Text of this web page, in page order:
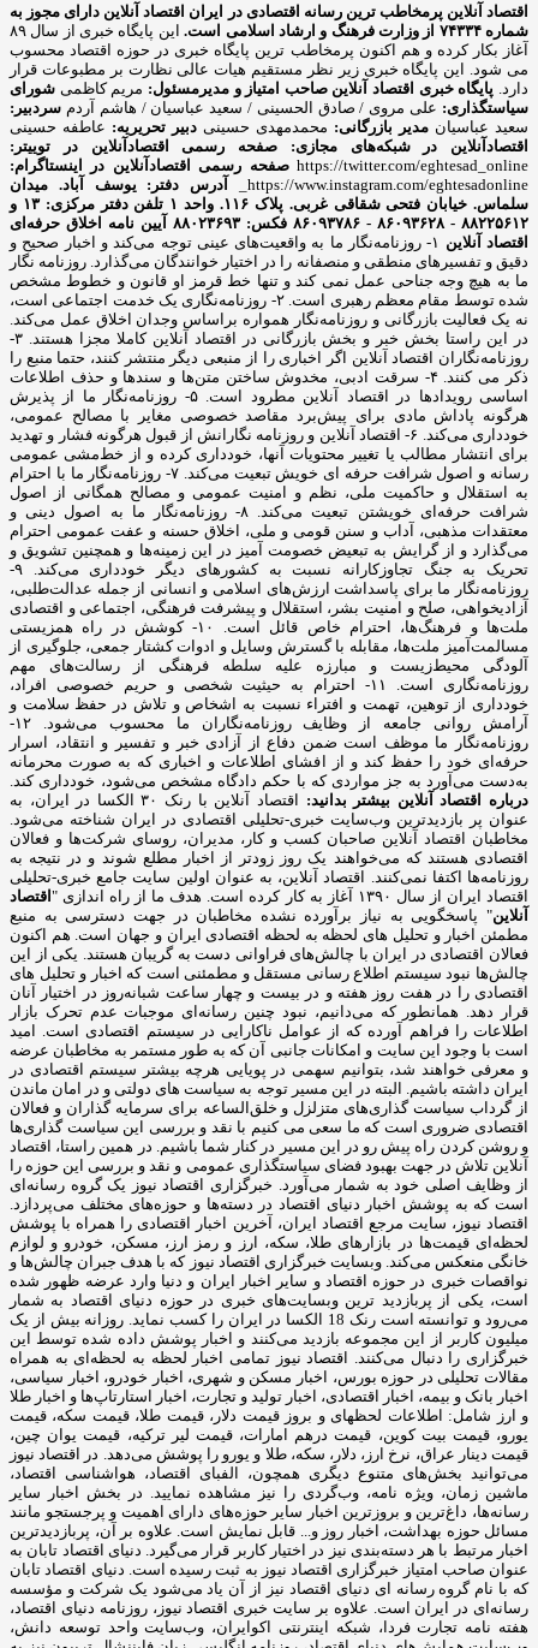
اقتصاد آنلاین پرمخاطب ترین رسانه اقتصادی در ایران اقتصاد آنلاین دارای مجوز به
شماره ۷۴۳۳۴ از وزارت فرهنگ و ارشاد اسلامی است.
این پایگاه خبری از سال ۸۹
آغاز بکار کرده و هم اکنون پرمخاطب ترین پایگاه خبری در حوزه اقتصاد محسوب
می شود. این پایگاه خبری زیر نظر مستقیم هیات عالی نظارت بر مطبوعات قرار
دارد. پایگاه خبری اقتصاد آنلاین صاحب امتیاز و مدیرمسئول: مریم کاظمی شورای
سیاستگذاری: علی مروی / صادق الحسینی / سعید عباسیان / هاشم آردم سردبیر:
سعید عباسیان مدیر بازرگانی: محمدمهدی حسینی دبیر تحریریه: عاطفه حسینی
اقتصادآنلاین در شبکه‌های مجازی:
صفحه رسمی اقتصادآنلاین در توییتر:
https://twitter.com/eghtesad_online صفحه رسمی اقتصادآنلاین در اینستاگرام:
https://www.instagram.com/eghtesadonline_
آدرس دفتر: یوسف آباد. میدان
سلماس. خیابان فتحی شقاقی غربی. پلاک ۱۱۶. واحد ۱
تلفن دفتر مرکزی: ۱۳ و
۸۸۲۲۵۶۱۲ - ۸۶۰۹۳۶۲۸ - ۸۶۰۹۳۷۸۶ فکس: ۸۸۰۲۳۶۹۳
آیین نامه اخلاق حرفه‌ای
اقتصاد آنلاین
۱- روزنامه‌نگار ما به واقعیت‌های عینی توجه می‌کند و اخبار صحیح و
دقیق و تفسیرهای منطقی و منصفانه را در اختیار خوانندگان می‌گذارد. روزنامه نگار
ما به هیچ وجه جناحی عمل نمی کند و تنها خط قرمز او قانون و خطوط مشخص
شده توسط مقام معظم رهبری است. ۲- روزنامه‌نگاری یک خدمت اجتماعی است،
نه یک فعالیت بازرگانی و روزنامه‌نگار همواره براساس وجدان اخلاق عمل می‌کند.
در این راستا بخش خبر و بخش بازرگانی در اقتصاد آنلاین کاملا مجزا هستند. ۳-
روزنامه‌نگاران اقتصاد آنلاین اگر اخباری را از منبعی دیگر منتشر کنند، حتما منبع را
ذکر می کنند. ۴- سرقت ادبی، مخدوش ساختن متن‌ها و سندها و حذف اطلاعات
اساسی رویدادها در اقتصاد آنلاین مطرود است. ۵- روزنامه‌نگار ما از پذیرش
هرگونه پاداش مادی برای پیش‌برد مقاصد خصوصی مغایر با مصالح عمومی،
خودداری می‌کند. ۶- اقتصاد آنلاین و روزنامه نگارانش از قبول هرگونه فشار و تهدید
برای انتشار مطالب یا تغییر محتویات آنها، خودداری کرده و از خط‌مشی عمومی
رسانه و اصول شرافت حرفه ای خویش تبعیت می‌کند. ۷- روزنامه‌نگار ما با احترام
به استقلال و حاکمیت ملی، نظم و امنیت عمومی و مصالح همگانی از اصول
شرافت حرفه‌ای خویشتن تبعیت می‌کند. ۸- روزنامه‌نگار ما به اصول دینی و
معتقدات مذهبی، آداب و سنن قومی و ملی، اخلاق حسنه و عفت عمومی احترام
می‌گذارد و از گرایش به تبعیض خصومت آمیز در این زمینه‌ها و همچنین تشویق و
تحریک به جنگ تجاوزکارانه نسبت به کشورهای دیگر خودداری می‌کند. ۹-
روزنامه‌نگار ما برای پاسداشت ارزش‌های اسلامی و انسانی از جمله عدالت‌طلبی،
آزادیخواهی، صلح و امنیت بشر، استقلال و پیشرفت فرهنگی، اجتماعی و اقتصادی
ملت‌ها و فرهنگ‌ها، احترام خاص قائل است. ۱۰- کوشش در راه همزیستی
مسالمت‌آمیز ملت‌ها، مقابله با گسترش وسایل و ادوات کشتار جمعی، جلوگیری از
آلودگی محیط‌زیست و مبارزه علیه سلطه فرهنگی از رسالت‌های مهم
روزنامه‌نگاری است. ۱۱- احترام به حیثیت شخصی و حریم خصوصی افراد،
خودداری از توهین، تهمت و افتراء نسبت به اشخاص و تلاش در حفظ سلامت و
آرامش روانی جامعه از وظایف روزنامه‌نگاران ما محسوب می‌شود. ۱۲-
روزنامه‌نگار ما موظف است ضمن دفاع از آزادی خبر و تفسیر و انتقاد، اسرار
حرفه‌ای خود را حفظ کند و از افشای اطلاعات و اخباری که به صورت محرمانه
به‌دست می‌آورد به جز مواردی که با حکم دادگاه مشخص می‌شود، خودداری کند.
درباره اقتصاد آنلاین بیشتر بدانید:
اقتصاد آنلاین با رنک ۳۰ الکسا در ایران، به
عنوان پر بازدیدترین وب‌سایت خبری-تحلیلی اقتصادی در ایران شناخته می‌شود.
مخاطبان اقتصاد آنلاین صاحبان کسب و کار، مدیران، روسای شرکت‌ها و فعالان
اقتصادی هستند که می‌خواهند یک روز زودتر از اخبار مطلع شوند و در نتیجه به
روزنامه‌ها اکتفا نمی‌کنند. اقتصاد آنلاین، به عنوان اولین سایت جامع خبری-تحلیلی
اقتصاد ایران از سال ۱۳۹۰ آغاز به کار کرده است. هدف ما از راه اندازی "
اقتصاد
آنلاین" پاسخگویی به نیاز برآورده نشده مخاطبان در جهت دسترسی به منبع
مطمئن اخبار و تحلیل های لحظه به لحظه اقتصادی ایران و جهان است. هم اکنون
فعالان اقتصادی در ایران با چالش‌های فراوانی دست به گریبان هستند. یکی از این
چالش‌ها نبود سیستم اطلاع رسانی مستقل و مطمئنی است که اخبار و تحلیل های
اقتصادی را در هفت روز هفته و در بیست و چهار ساعت شبانه‌روز در اختیار آنان
قرار دهد. همانطور که می‌دانیم، نبود چنین رسانه‌ای موجبات عدم تحرک بازار
اطلاعات را فراهم آورده که از عوامل ناکارایی در سیستم اقتصادی است. امید
است با وجود این سایت و امکانات جانبی آن که به طور مستمر به مخاطبان عرضه
و معرفی خواهند شد، بتوانیم سهمی در پویایی هرچه بیشتر سیستم اقتصادی در
ایران داشته باشیم. البته در این مسیر توجه به سیاست های دولتی و در امان ماندن
از گرداب سیاست گذاری‌های متزلزل و خلق‌الساعه برای سرمایه گذاران و فعالان
اقتصادی ضروری است که ما سعی می کنیم با نقد و بررسی این سیاست گذاری‌ها
و روشن کردن راه پیش رو در این مسیر در کنار شما باشیم. در همین راستا، اقتصاد
آنلاین تلاش در جهت بهبود فضای سیاستگذاری عمومی و نقد و بررسی این حوزه را
از وظایف اصلی خود به شمار می‌آورد. خبرگزاری اقتصاد نیوز یک گروه رسانه‌ای
است که به پوشش اخبار دنیای اقتصاد در دسته‌ها و حوزه‌های مختلف می‌پردازد.
اقتصاد نیوز، سایت مرجع اقتصاد ایران، آخرین اخبار اقتصادی را همراه با پوشش
لحظه‌ای قیمت‌ها در بازارهای طلا، سکه، ارز و رمز ارز، مسکن، خودرو و لوازم
خانگی منعکس می‌کند. وبسایت خبرگزاری اقتصاد نیوز که با هدف جبران چالش‌ها و
نواقصات خبری در حوزه اقتصاد و سایر اخبار ایران و دنیا وارد عرضه ظهور شده
است، یکی از پربازدید ترین وبسایت‌های خبری در حوزه دنیای اقتصاد به شمار
می‌رود و توانسته است رنک 18 الکسا در ایران را کسب نماید. روزانه بیش از یک
میلیون کاربر از این مجموعه بازدید می‌کنند و اخبار پوشش داده شده توسط این
خبرگزاری را دنبال می‌کنند. اقتصاد نیوز تمامی اخبار لحظه به لحظه‌ای به همراه
مقالات تحلیلی در حوزه بورس، اخبار مسکن و شهری، اخبار خودرو، اخبار سیاسی،
اخبار بانک و بیمه، اخبار اقتصادی، اخبار تولید و تجارت، اخبار استارتاپ‌ها و اخبار طلا
و ارز شامل: اطلاعات لحظهای و بروز قیمت دلار، قیمت طلا، قیمت سکه، قیمت
یورو، قیمت بیت کوین، قیمت درهم امارات، قیمت لیر ترکیه، قیمت یوان چین،
قیمت دینار عراق، نرخ ارز، دلار، سکه، طلا و یورو را پوشش می‌دهد. در اقتصاد نیوز
می‌توانید بخش‌های متنوع دیگری همچون، الفبای اقتصاد، هواشناسی اقتصاد،
ماشین زمان، ویژه نامه، وب‌گردی را نیز مشاهده نمایید. در بخش اخبار سایر
رسانه‌ها، داغ‌ترین و بروزترین اخبار سایر حوزه‌های دارای اهمیت و پرجستجو مانند
مسائل حوزه بهداشت، اخبار روز و... قابل نمایش است. علاوه بر آن، پربازدیدترین
اخبار مرتبط با هر دسته‌بندی نیز در اختیار کاربر قرار می‌گیرد. دنیای اقتصاد تابان به
عنوان صاحب امتیاز خبرگزاری اقتصاد نیوز به ثبت رسیده است. دنیای اقتصاد تابان
که با نام گروه رسانه ای دنیای اقتصاد نیز از آن یاد می‌شود یک شرکت و مؤسسه
رسانه‌ای در ایران است. علاوه بر سایت خبری اقتصاد نیوز، روزنامه دنیای اقتصاد،
هفته ‌نامه تجارت فردا، شبکه اینترنتی اکوایران، وب‌سایت واحد توسعه دانش،